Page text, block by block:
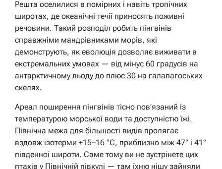
Решта оселилися в помірних і навіть тропічних
широтах, де океанічні течії приносять поживні
речовини. Такий розподіл робить пінгвінів
справжніми мандрівниками морів, які
демонструють, як еволюція дозволяє виживати в
екстремальних умовах — від мінус 60 градусів на
антарктичному льоду до плюс 30 на галапагоських
скелях.
Ареал поширення пінгвінів тісно пов’язаний із
температурою морської води та доступністю їжі.
Північна межа для більшості видів пролягає
вздовж ізотерми +15–16 °C, приблизно між 47° і 41°
південної широти. Саме тому ви не зустрінете цих
птахів у Північній півкулі — там їхню нішу зайняли